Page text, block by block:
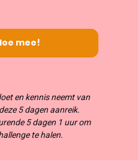
mee!
en kennis neemt van
5 dagen aanreik.
5 dagen 1 uur om
te halen.